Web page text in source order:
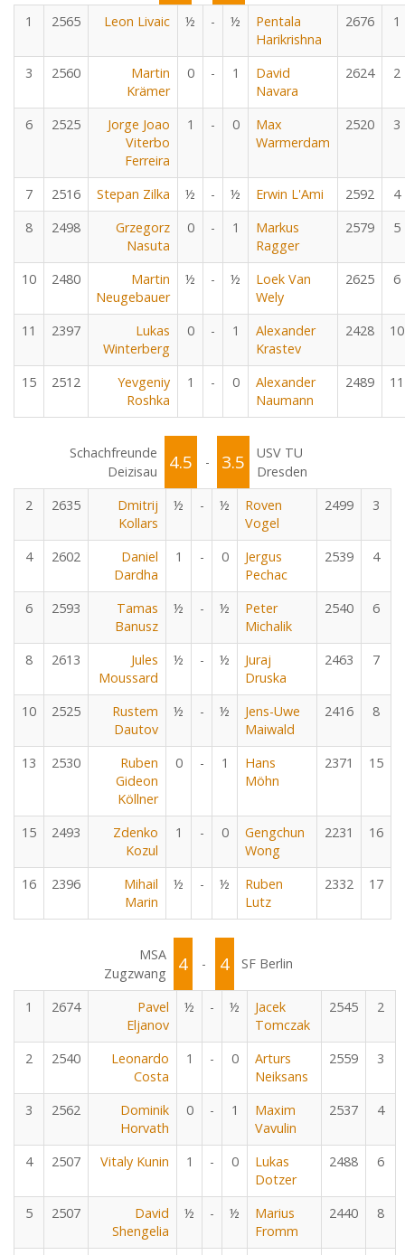
1 2565 Leon Livaic ½ - ½
Pentala
Harikrishna
2676 1
3 2560
Martin
Krämer
0 - 1
David
Navara
2624 2
6 2525
Jorge Joao
Viterbo
Ferreira
1 - 0
Max
Warmerdam
2520 3
7 2516 Stepan Zilka ½ - ½ Erwin L'Ami 2592
4
8
2498
Grzegorz
Nasuta
0 - 1
Markus
Ragger
2579 5
10 2480
Martin
Neugebauer
½ - ½
Loek Van
Wely
2625 6
11 2397
Lukas
Winterberg
0 - 1
Alexander
Krastev
2428 10
15 2512
Yevgeniy
Roshka
1 - 0
Alexander
Naumann
2489 11
Schachfreunde
Deizisau
4.5 - 3.5
USV TU
Dresden
2
2635
Dmitrij
Kollars
½ - ½
Roven
Vogel
2499 3
4 2602
Daniel
Dardha
1 - 0
Jergus
Pechac
2539 4
6 2593
Tamas
Banusz
½ - ½
Peter
Michalik
2540 6
8 2613
Jules
Moussard
½ - ½
Juraj
Druska
2463 7
10 2525
Rustem
Dautov
½ - ½
Jens-Uwe
Maiwald
2416 8
13 2530
Ruben
Gideon
Köllner
0 - 1
Hans
Möhn
2371 15
15 2493
Zdenko
Kozul
1 - 0
Gengchun
Wong
2231 16
16 2396
Mihail
Marin
½ - ½
Ruben
Lutz
2332 17
MSA
Zugzwang
4 - 4 SF Berlin
1 2674
Pavel
Eljanov
½ - ½
Jacek
Tomczak
2545 2
2 2540
Leonardo
Costa
1 - 0
Arturs
Neiksans
2559 3
3 2562
Dominik
Horvath
0 - 1
Maxim
Vavulin
2537 4
4 2507 Vitaly Kunin 1 - 0
Lukas
Dotzer
2488 6
5 2507
David
Shengelia
½ - ½
Marius
Fromm
2440 8